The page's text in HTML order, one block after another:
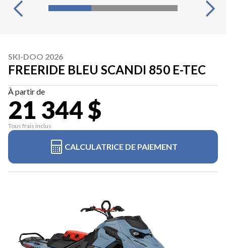
SKI-DOO 2026
FREERIDE BLEU SCANDI 850 E-TEC
À partir de
21 344 $
Tous frais inclus
CALCULATRICE DE PAIEMENT